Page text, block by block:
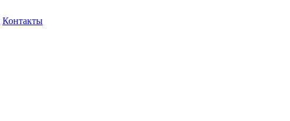
Контакты